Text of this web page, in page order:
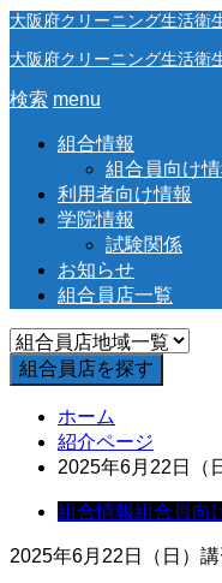
大阪府クリーニング生活衛
大阪府クリーニング生活衛
検索 menu
組合情報
組合員向け
利用者向け情報
学院情報
試験関係
お知らせ
組合員店一覧
ホーム
紹介ページ
2025年6月22日（
組合情報組合員向
2025年6月22日（日）